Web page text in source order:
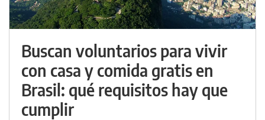
Buscan voluntarios para vivir
con casa y comida gratis en
Brasil: qué requisitos hay que
cumplir